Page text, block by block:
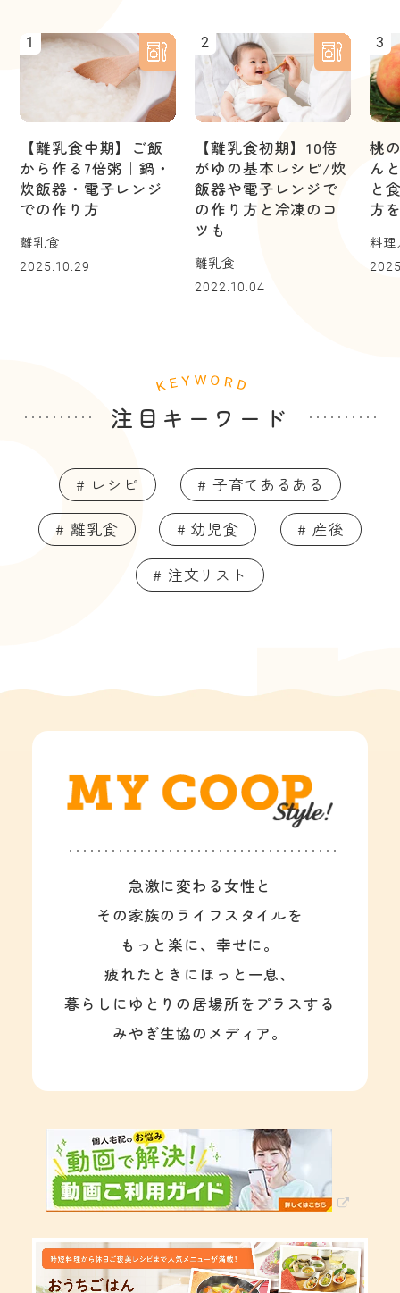
1
【離乳食中期】ご飯
から作る7倍粥｜鍋・
炊飯器・電子レンジ
での作り方
離乳食
2025.10.29
2
【離乳食初期】10倍
がゆの基本レシピ/炊
飯器や電子レンジで
の作り方と冷凍のコ
ツも
離乳食
2022.10.04
3
桃
ん
と
方
料
注目キーワード
# レシピ # 子育てあるある
# 離乳食 # 幼児食 # 産後
# 注文リスト
急激に変わる女性と
その家族のライフスタイルを
もっと楽に、幸せに。
疲れたときにほっと一息、
暮らしにゆとりの居場所をプラスする
みやぎ生協のメディア。